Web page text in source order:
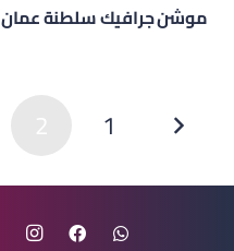
موشن جرافيك سلطنة عمان
1